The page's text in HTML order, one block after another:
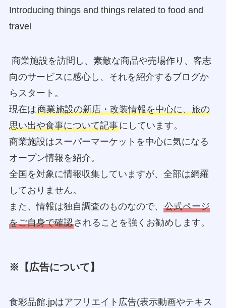
Introducing things and things related to food and
travel
商業施設を訪問し、素敵な商品や売場作り、客志
向のサービスに感心し、それを紹介するブログか
らスタート。
現在は商業施設の新店・改装情報を中心に、旅の
思い出や食事について記事にしています。
商業施設はスーパーマーケットを中心に気になる
オープン情報を紹介。
全国を対象に情報収集していますが、全部は網羅
しておりません。
また、情報は独自調査のものなので、 公式ページ
をご自身で確認されることを強くお勧めします。
※【広告について】
食彩品館.jpはアフリエイト広告(表示動画やテキス